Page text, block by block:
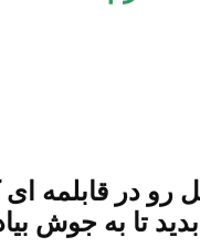
رو در قابلمه
تا به جوش